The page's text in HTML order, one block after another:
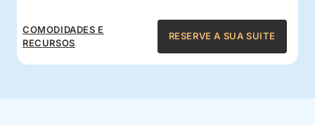
COMODIDADES E
RECURSOS
RESERVE A SUA SUITE